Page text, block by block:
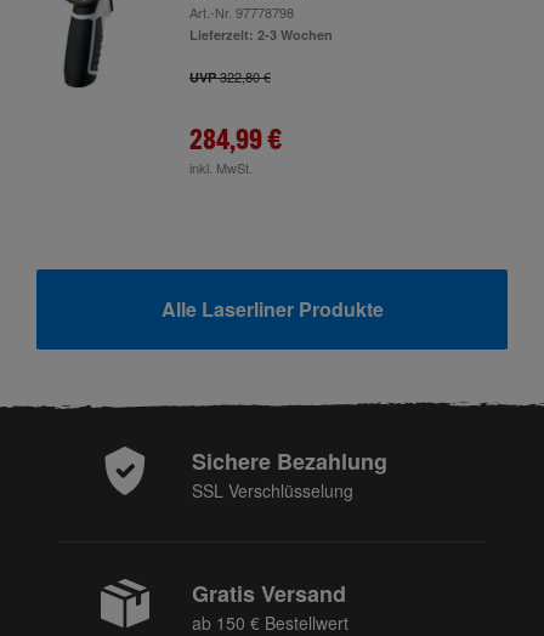
Art.-Nr. 97778798
Lieferzeit: 2-3 Wochen
UVP322,80 €
284,99 €
inkl. MwSt.
Alle Laserliner Produkte
Sichere Bezahlung
SSL Verschlüsselung
Gratis Versand
ab 150 € Bestellwert